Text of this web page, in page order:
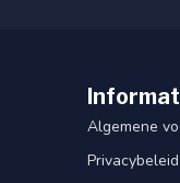
Algemene
Privacybeleid